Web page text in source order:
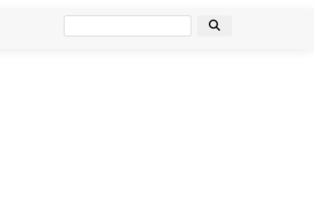
Suche